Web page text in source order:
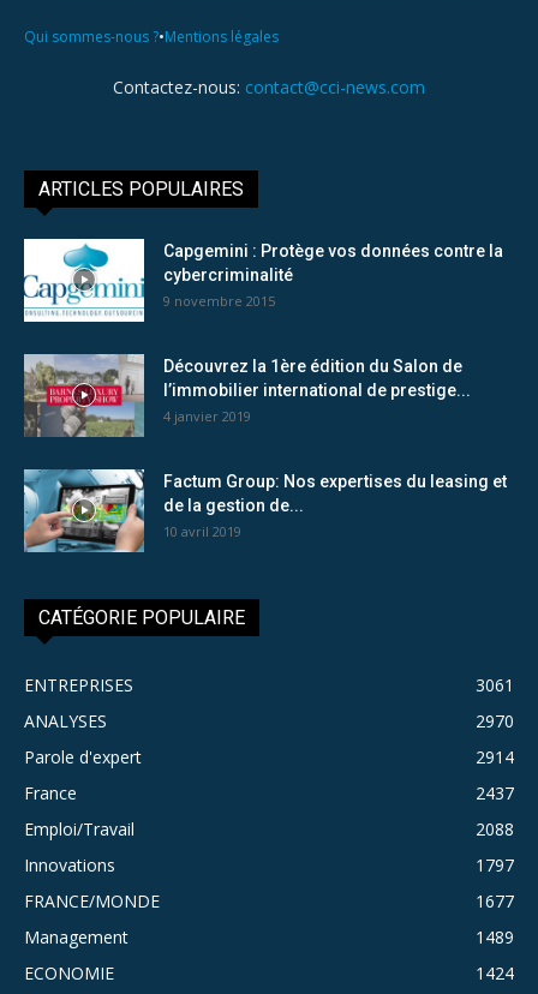
Qui sommes-nous ?•Mentions légales
Contactez-nous: contact@cci-news.com
ARTICLES POPULAIRES
Capgemini : Protège vos données contre la
cybercriminalité
9 novembre 2015
Découvrez la 1ère édition du Salon de
l’immobilier international de prestige...
4 janvier 2019
Factum Group: Nos expertises du leasing et
de la gestion de...
10 avril 2019
CATÉGORIE POPULAIRE
ENTREPRISES
3061
ANALYSES
2970
Parole d'expert
2914
France
2437
Emploi/Travail
2088
Innovations
1797
FRANCE/MONDE
1677
Management
1489
ECONOMIE
1424